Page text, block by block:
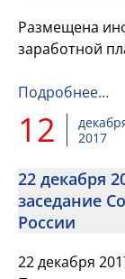
Размещена
заработной
Подробнее…
12
2017
22 декабря
заседание
России
22 декабря